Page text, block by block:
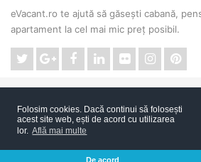
Folosim cookies. Dacă continui să folosești
acest site web, ești de acord cu utilizarea
lor. Află mai multe
De acord
eVacant.ro te ajută să găsești cabană,
apartament la cel mai mic preț posibil.